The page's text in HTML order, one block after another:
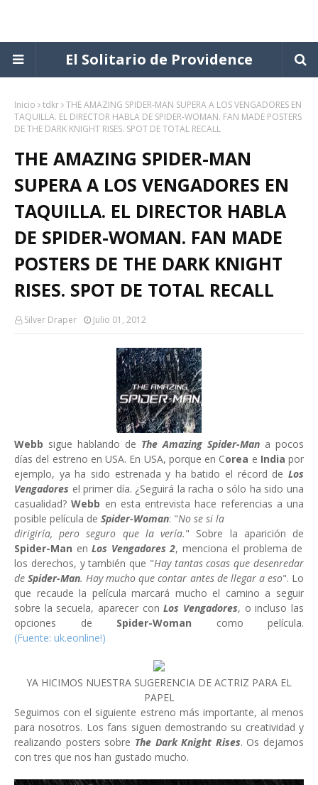
El Solitario de Providence
Inicio tdkr THE AMAZING SPIDER-MAN SUPERA A LOS VENGADORES EN
TAQUILLA. EL DIRECTOR HABLA DE SPIDER-WOMAN. FAN MADE POSTERS
DE THE DARK KNIGHT RISES. SPOT DE TOTAL RECALL
THE AMAZING SPIDER-MAN
SUPERA A LOS VENGADORES EN
TAQUILLA. EL DIRECTOR HABLA
DE SPIDER-WOMAN. FAN MADE
POSTERS DE THE DARK KNIGHT
RISES. SPOT DE TOTAL RECALL
Silver Draper Julio 01, 2012
Webb sigue hablando de The Amazing Spider-Man a pocos
días del estreno en USA. En USA, porque en Corea e India por
ejemplo, ya ha sido estrenada y ha batido el récord de Los
Vengadores el primer día. ¿Seguirá la racha o sólo ha sido una
casualidad?Webb en esta entrevista hace referencias a una
posible película de Spider-Woman: "No se si la
dirigiría, pero seguro que la vería." Sobre la aparición de
Spider-Man enLos Vengadores 2, menciona el problema de
los derechos, y también que "Hay tantas cosas que desenredar
deSpider-Man. Hay mucho que contar antes de llegar a eso". Lo
que recaude la película marcará mucho el camino a seguir
sobre la secuela, aparecer con Los Vengadores, o incluso las
opciones de Spider-Woman como película.
(Fuente: uk.eonline!)
YA HICIMOS NUESTRA SUGERENCIA DE ACTRIZ PARA EL
PAPEL
Seguimos con el siguiente estreno más importante, al menos
para nosotros. Los fans siguen demostrando su creatividad y
realizando posters sobre The Dark Knight Rises. Os dejamos
con tres que nos han gustado mucho.